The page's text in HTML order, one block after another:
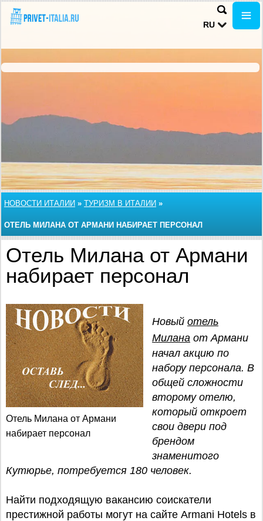
RU
НОВОСТИ ИТАЛИИ » ТУРИЗМ В ИТАЛИИ »
ОТЕЛЬ МИЛАНА ОТ АРМАНИ НАБИРАЕТ ПЕРСОНАЛ
Отель Милана от Армани
набирает персонал
Отель Милана от Армани
набирает персонал
Новый отель
Милана от Армани
начал акцию по
набору персонала. В
общей сложности
второму отелю,
который откроет
свои двери под
брендом
знаменитого
Кутюрье, потребуется 180 человек.
Найти подходящую вакансию соискатели
престижной работы могут на сайте Armani Hotels в